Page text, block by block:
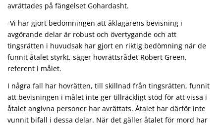
avrättades på fängelset Gohardasht.
-Vi har gjort bedömningen att åklagarens bevisning i
avgörande delar är robust och övertygande och att
tingsrätten i huvudsak har gjort en riktig bedömning när de
funnit åtalet styrkt, säger hovrättsrådet Robert Green,
referent i målet.
I några fall har hovrätten, till skillnad från tingsrätten, funnit
att bevisningen i målet inte ger tillräckligt stöd för att vissa i
åtalet angivna personer har avrättats. Åtalet har därför inte
vunnit bifall i dessa delar. När det gäller åtalet för mord har